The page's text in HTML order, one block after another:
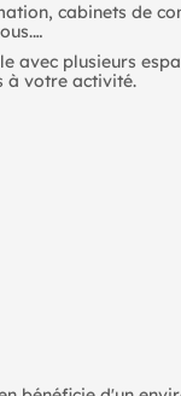
cabinets de
avec plusieurs
à votre activité.